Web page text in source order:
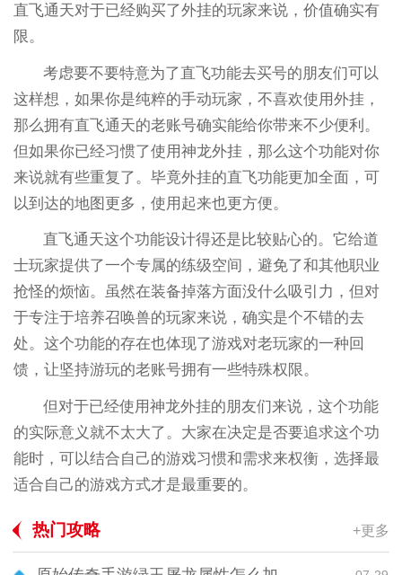
直飞通天对于已经购买了外挂的玩家来说，价值确实有
限。
考虑要不要特意为了直飞功能去买号的朋友们可以
这样想，如果你是纯粹的手动玩家，不喜欢使用外挂，
那么拥有直飞通天的老账号确实能给你带来不少便利。
但如果你已经习惯了使用神龙外挂，那么这个功能对你
来说就有些重复了。毕竟外挂的直飞功能更加全面，可
以到达的地图更多，使用起来也更方便。
直飞通天这个功能设计得还是比较贴心的。它给道
士玩家提供了一个专属的练级空间，避免了和其他职业
抢怪的烦恼。虽然在装备掉落方面没什么吸引力，但对
于专注于培养召唤兽的玩家来说，确实是个不错的去
处。这个功能的存在也体现了游戏对老玩家的一种回
馈，让坚持游玩的老账号拥有一些特殊权限。
但对于已经使用神龙外挂的朋友们来说，这个功能
的实际意义就不太大了。大家在决定是否要追求这个功
能时，可以结合自己的游戏习惯和需求来权衡，选择最
适合自己的游戏方式才是最重要的。
热门攻略 +更多